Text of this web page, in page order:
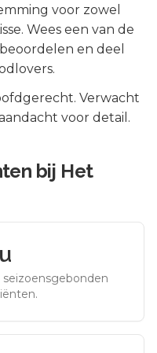
voor zowel
. Wees een van de
en deel
Verwacht
voor detail.
bij Het